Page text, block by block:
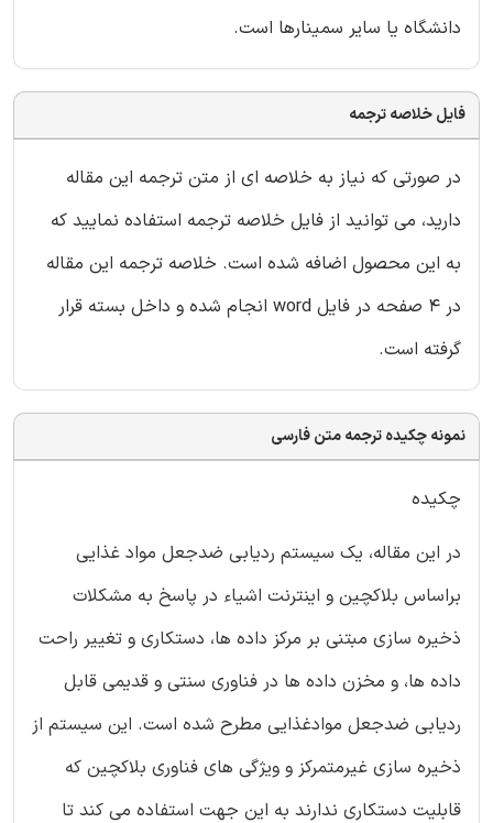
دانشگاه یا سایر سمینارها است.
فایل خلاصه ترجمه
در صورتی که نیاز به خلاصه ای از متن ترجمه این مقاله
دارید، می توانید از فایل خلاصه ترجمه استفاده نمایید که
به این محصول اضافه شده است. خلاصه ترجمه این مقاله
در 4 صفحه در فایل word انجام شده و داخل بسته قرار
گرفته است.
نمونه چکیده ترجمه متن فارسی
چکیده
در این مقاله، یک سیستم ردیابی ضدجعل مواد غذایی
براساس بلاکچین و اینترنت اشیاء در پاسخ به مشکلات
ذخیره سازی مبتنی بر مرکز داده ها، دستکاری و تغییر راحت
داده ها، و مخزن داده ها در فناوری سنتی و قدیمی قابل
ردیابی ضدجعل موادغذایی مطرح شده است. این سیستم از
ذخیره سازی غیرمتمرکز و ویژگی های فناوری بلاکچین که
قابلیت دستکاری ندارند به این جهت استفاده می کند تا